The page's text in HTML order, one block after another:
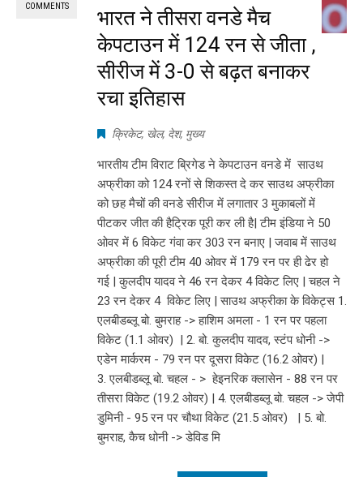
COMMENTS
भारत ने तीसरा वनडे मैच
केपटाउन में 124 रन से जीता ,
सीरीज में 3-0 से बढ़त बनाकर
रचा इतिहास
क्रिकेट, खेल, देश, मुख्य
भारतीय टीम विराट ब्रिगेड ने केपटाउन वनडे में साउथ
अफ्रीका को 124 रनों से शिकस्त दे कर साउथ अफ्रीका
को छह मैचों की वनडे सीरीज में लगातार 3 मुकाबलों में
पीटकर जीत की हैट्रिक पूरी कर ली है| टीम इंडिया ने 50
ओवर में 6 विकेट गंवा कर 303 रन बनाए | जवाब में साउथ
अफ्रीका की पूरी टीम 40 ओवर में 179 रन पर ही ढेर हो
गई | कुलदीप यादव ने 46 रन देकर 4 विकेट लिए | चहल ने
23 रन देकर 4 विकेट लिए | साउथ अफ्रीका के विकेट्स 1.
एलबीडब्लू बो. बुमराह -> हाशिम अमला - 1 रन पर पहला
विकेट (1.1 ओवर) | 2. बो. कुलदीप यादव, स्टंप धोनी ->
एडेन मार्करम - 79 रन पर दूसरा विकेट (16.2 ओवर) |
3. एलबीडब्लू बो. चहल - > हेइनरिक क्लासेन - 88 रन पर
तीसरा विकेट (19.2 ओवर) | 4. एलबीडब्लू बो. चहल -> जेपी
डुमिनी - 95 रन पर चौथा विकेट (21.5 ओवर) | 5. बो.
बुमराह, कैच धोनी -> डेविड मि